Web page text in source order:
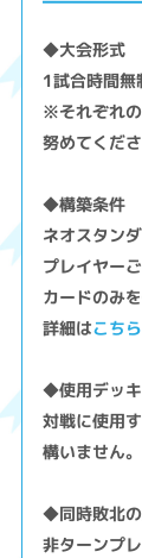
◆大会形式
1試合時間
※それぞれ
努めてくださ
◆構築条件
ネオスタン
プレイヤー
カードのみ
詳細はこちら
◆使用デッキ
対戦に使用
構いません。
◆同時敗北
非ターンプ